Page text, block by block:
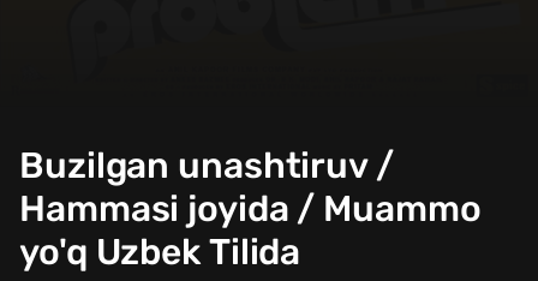
Buzilgan unashtiruv /
Hammasi joyida / Muammo
yo'q Uzbek Tilida